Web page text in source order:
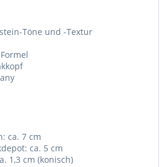
Töne und -Textur
ca. 7 cm
ca. 5 cm
1,3 cm (konisch)